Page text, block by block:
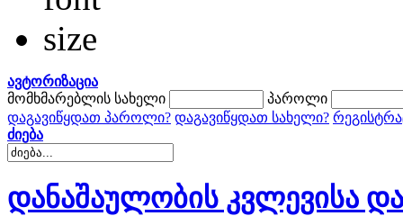
ავტორიზაცია
მომხმარებლის სახელი
პაროლი
დაგავიწყდათ პაროლი? დაგავიწყდათ სახელი?
ძიება
დანაშაულობის კვლევისა